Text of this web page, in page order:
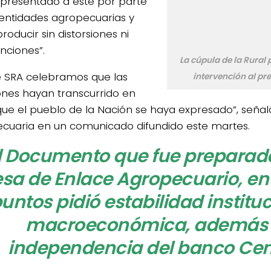
La cúpula de la Rural
intervención al
agropecuarias y
sin distorsiones ni
SRA celebramos que las
hayan transcurrido en
el pueblo de la Nación se haya expresado”,
en un comunicado difundido este martes.
Documento que fue
de Enlace Agropecuario,
pidió estabilidad
macroeconómica, además
independencia del banco